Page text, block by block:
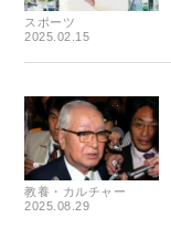
スポーツ
2025.02.15
教養・カルチャー
2025.08.29